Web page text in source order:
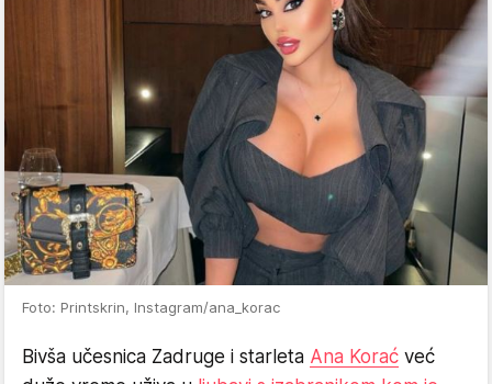
Foto: Printskrin, Instagram/ana_korac
Bivša učesnica Zadruge i starleta Ana Korać već